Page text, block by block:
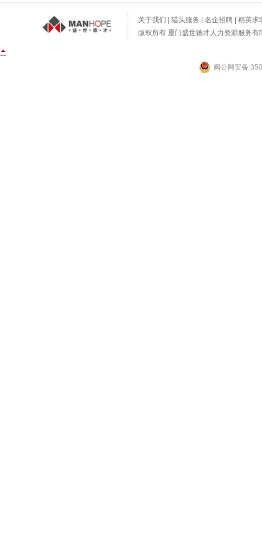
关于我们 猎头服务 名企招聘
精英求
版权所有 厦门盛世德才人力资源服务
闽公网安备